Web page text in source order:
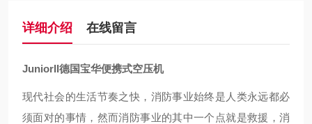
详细介绍 在线留言
JuniorII德国宝华便携式空压机
现代社会的生活节奏之快，消防事业始终是人类永远都必
须面对的事情，然而消防事业的其中一个点就是救援，消